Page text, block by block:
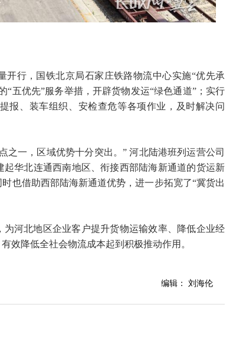
开行，国铁北京局石家庄铁路物流中心实施“优先承
五优先”服务举措，开辟货物发运“绿色通道”；实行
报、装车组织、安检查危等各项作业，及时解决问
之一，区域优势十分突出。” 河北陆港班列运营公司
华北连通西南地区、衔接西部陆海新通道的货运新
也借助西部陆海新通道优势，进一步拓宽了“冀货出
河北地区企业客户提升货物运输效率、降低企业经
效降低全社会物流成本起到积极推动作用。
编辑： 刘海伦